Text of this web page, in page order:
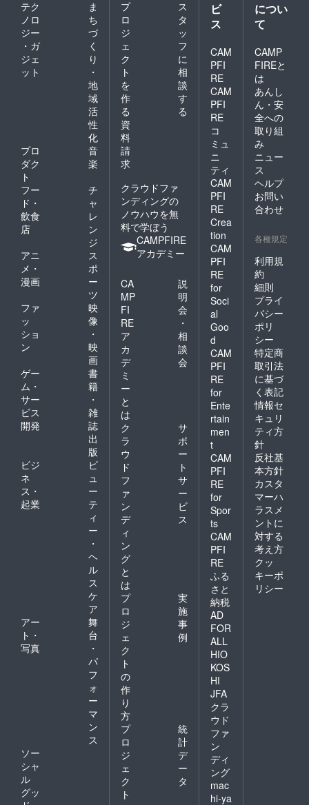
テク
ノロ
ジー
・ガ
ジェ
ット
ま
ち
づ
く
り
・
地
域
活
性
化
プロ
ダク
ト
音
楽
フー
ド・
飲食
店
チ
ャ
レ
ン
ジ
アニ
メ・
漫画
ス
ポ
ー
ツ
ファ
ッ
ショ
ン
映
像
・
映
画
ゲー
ム・
サー
ビス
開発
書
籍
・
雑
誌
出
版
ビジ
ネ
ス・
起業
ビ
ュ
ー
テ
ィ
ー
・
ヘ
ル
ス
ケ
ア
アー
ト・
写真
舞
台
・
パ
フ
ォ
ー
マ
ン
ス
ソー
シャ
ル
グッ
プ
ロ
ジ
ェ
ク
ト
を
作
る
ス
タ
ッ
フ
に
相
談
す
る
資
料
請
求
クラウドファ
ンディングの
ノウハウを無
料で学ぼう
CAMPFIRE
アカデミー
CA
MP
FI
RE
ア
カ
デ
ミ
ー
と
は
説
明
会
・
相
談
会
ク
ラ
ウ
ド
フ
ァ
ン
デ
ィ
ン
グ
と
は
サ
ポ
ー
ト
サ
ー
ビ
ス
プ
ロ
ジ
ェ
ク
ト
の
作
り
方
実
施
事
例
プ
ロ
ジ
ェ
ク
ト
統
計
デ
ー
タ
ビ
ス
CAM
PFI
RE
CAM
PFI
RE
コ
ミュ
ニ
ティ
CAM
PFI
RE
Crea
tion
CAM
PFI
RE
for
Soci
al
Goo
d
CAM
PFI
RE
for
Ente
rtain
men
t
CAM
PFI
RE
for
Spor
ts
CAM
PFI
RE
ふる
さと
納税
AD
FOR
ALL
HIO
KOS
HI
JFA
クラ
ウド
ファ
ン
ディ
ング
mac
hi-ya
につい
て
CAMP
FIREと
は
あんし
ん・安
全への
取り組
み
ニュー
ス
ヘルプ
お問い
合わせ
各種規定
利用規
約
細則
プライ
バシー
ポリ
シー
特定商
取引法
に基づ
く表記
情報セ
キュリ
ティ方
針
反社基
本方針
カスタ
マーハ
ラスメ
ントに
対する
考え方
クッ
キーポ
リシー